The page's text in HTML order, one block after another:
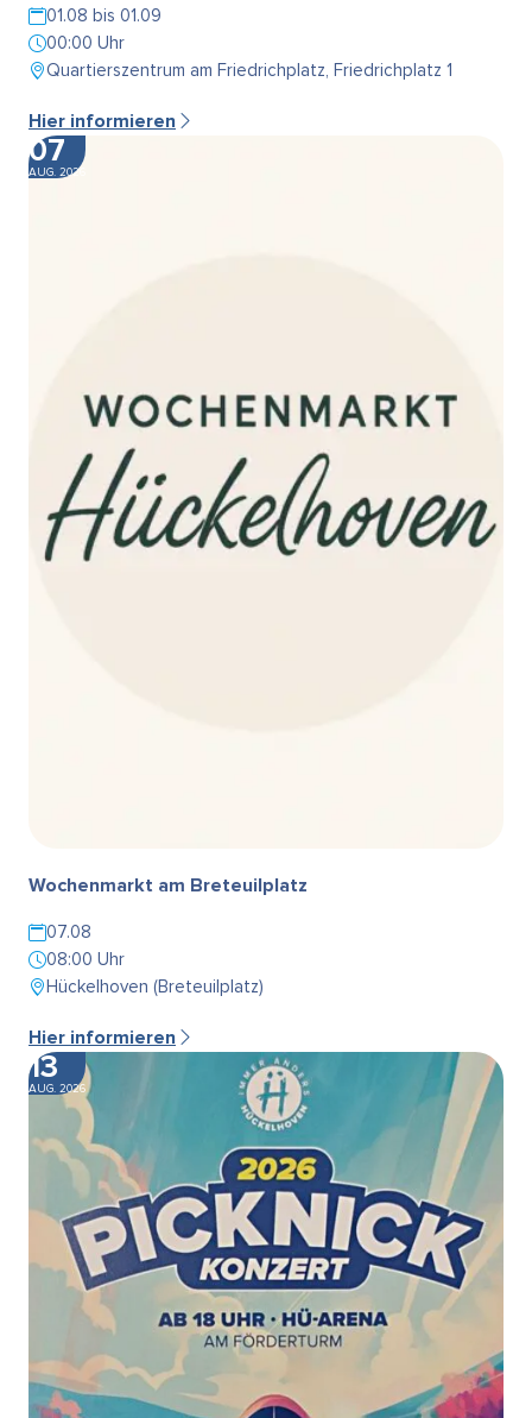
01.08 bis 01.09
00:00 Uhr
Quartierszentrum am Friedrichplatz, Friedrichplatz 1
Hier informieren
07
AUG. 2026
Wochenmarkt am Breteuilplatz
07.08
08:00 Uhr
Hückelhoven (Breteuilplatz)
Hier informieren
13
AUG. 2026